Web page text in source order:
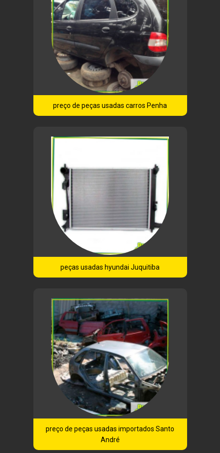
preço de peças usadas carros Penha
peças usadas hyundai Juquitiba
preço de peças usadas importados Santo
André